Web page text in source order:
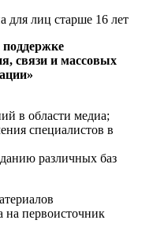
для лиц старше 16 лет
связи и массовых
в области медиа;
специалистов в
различных баз
на первоисточник